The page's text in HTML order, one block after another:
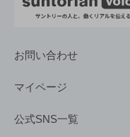
お問い合わせ
マイページ
公式SNS一覧